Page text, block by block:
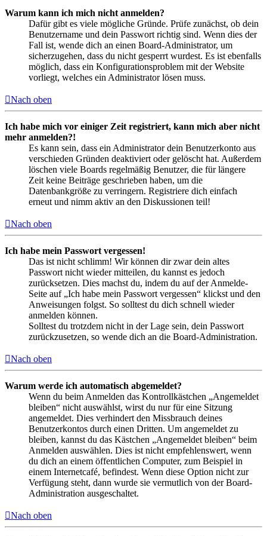
Warum kann ich mich nicht anmelden?
Dafür gibt es viele mögliche Gründe. Prüfe zunächst, ob dein
Benutzername und dein Passwort richtig sind. Wenn dies der
Fall ist, wende dich an einen Board-Administrator, um
sicherzugehen, dass du nicht gesperrt wurdest. Es ist ebenfalls
möglich, dass ein Konfigurationsproblem mit der Website
vorliegt, welches ein Administrator lösen muss.
Nach oben
Ich habe mich vor einiger Zeit registriert, kann mich aber nicht
mehr anmelden?!
Es kann sein, dass ein Administrator dein Benutzerkonto aus
verschieden Gründen deaktiviert oder gelöscht hat. Außerdem
löschen viele Boards regelmäßig Benutzer, die für längere
Zeit keine Beiträge geschrieben haben, um die
Datenbankgröße zu verringern. Registriere dich einfach
erneut und nimm aktiv an den Diskussionen teil!
Nach oben
Ich habe mein Passwort vergessen!
Das ist nicht schlimm! Wir können dir zwar dein altes
Passwort nicht wieder mitteilen, du kannst es jedoch
zurücksetzen. Dies machst du, indem du auf der Anmelde-
Seite auf „Ich habe mein Passwort vergessen“ klickst und den
Anweisungen folgst. So solltest du dich schnell wieder
anmelden können.
Solltest du trotzdem nicht in der Lage sein, dein Passwort
zurückzusetzen, so wende dich an die Board-Administration.
Nach oben
Warum werde ich automatisch abgemeldet?
Wenn du beim Anmelden das Kontrollkästchen „Angemeldet
bleiben“ nicht auswählst, wirst du nur für eine Sitzung
angemeldet. Dies verhindert den Missbrauch deines
Benutzerkontos durch einen Dritten. Um angemeldet zu
bleiben, kannst du das Kästchen „Angemeldet bleiben“ beim
Anmelden auswählen. Dies ist nicht empfehlenswert, wenn
du dich an einem öffentlichen Computer, zum Beispiel in
einem Internetcafé, befindest. Wenn diese Option nicht zur
Verfügung steht, dann wurde sie vermutlich von der Board-
Administration ausgeschaltet.
Nach oben